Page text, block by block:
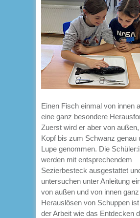
Einen Fisch einmal von innen
eine ganz besondere
Zuerst wird er aber von
Kopf bis zum Schwanz genau
Lupe genommen. Die
werden mit entsprechendem
Sezierbesteck ausgestattet
untersuchen unter Anleitung
von außen und von innen
Herauslösen von Schuppen
der Arbeit wie das Entdecken